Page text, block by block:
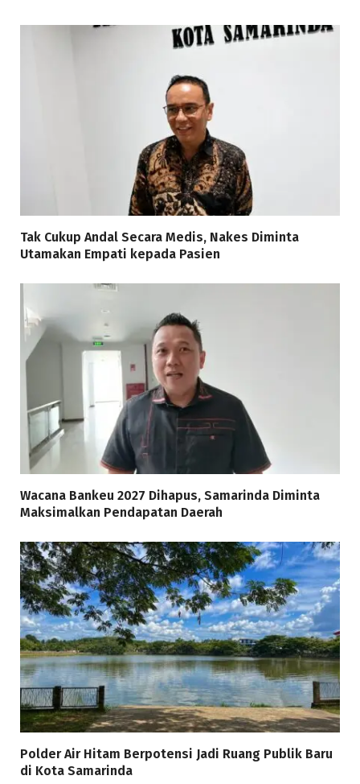
Tak Cukup Andal Secara Medis, Nakes Diminta
Utamakan Empati kepada Pasien
Wacana Bankeu 2027 Dihapus, Samarinda Diminta
Maksimalkan Pendapatan Daerah
Polder Air Hitam Berpotensi Jadi Ruang Publik Baru
di Kota Samarinda